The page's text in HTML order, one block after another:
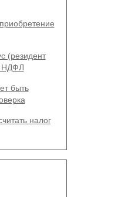
(резидент
НДФЛ
быть
налог